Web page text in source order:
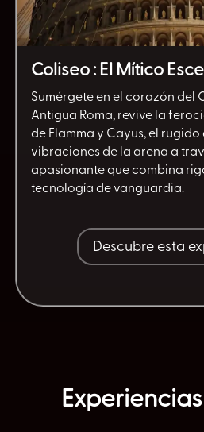
Coliseo : El Mítico
Sumérgete en el corazón del
Antigua Roma, revive la
de Flamma y Cayus, el rugido
vibraciones de la arena a
apasionante que combina
tecnología de vanguardia.
Descubre esta